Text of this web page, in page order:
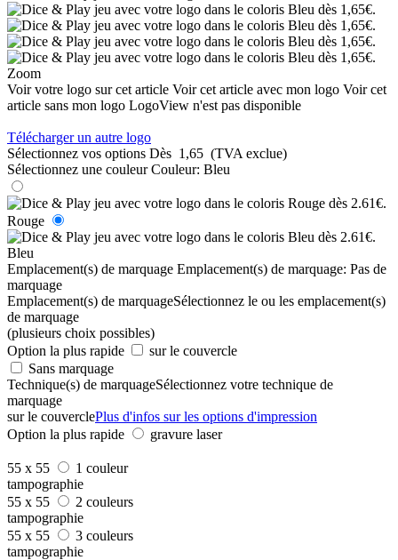
Zoom
Voir votre logo sur cet article Voir cet article avec mon logo Voir cet
article sans mon logo LogoView n'est pas disponible
Télécharger un autre logo
Sélectionnez vos options Dès 1,65 (TVA exclue)
Sélectionnez une couleur Couleur: Bleu
Rouge
Bleu
Emplacement(s) de marquage Emplacement(s) de marquage: Pas de
marquage
Emplacement(s) de marquageSélectionnez le ou les emplacement(s)
de marquage
(plusieurs choix possibles)
Option la plus rapide
sur le couvercle
Sans marquage
Technique(s) de marquageSélectionnez votre technique de
marquage
sur le couverclePlus d'infos sur les options d'impression
Option la plus rapide
gravure laser
55 x 55
1 couleur
tampographie
55 x 55
2 couleurs
tampographie
55 x 55
3 couleurs
tampographie